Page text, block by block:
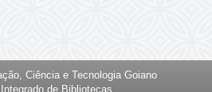
Ciência e Tecnologia Goiano
de Bibliotecas